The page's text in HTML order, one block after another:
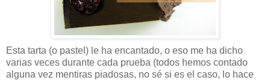
Esta tarta (o pastel) le ha encantado, o eso me ha dicho
varias veces durante cada prueba (todos hemos contado
alguna vez mentiras piadosas, no sé si es el caso, lo hace